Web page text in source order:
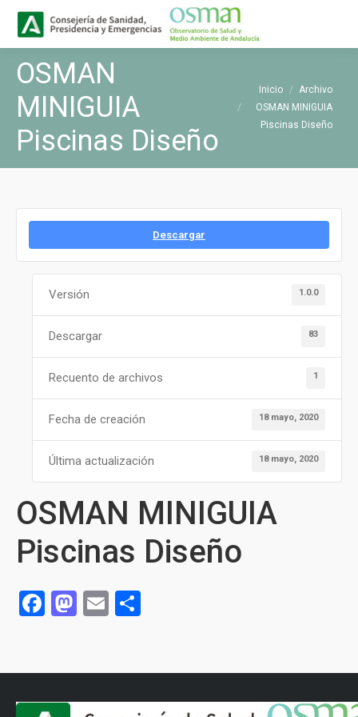
OSMAN
MINIGUIA
Piscinas Diseño
Estás aquí:
Inicio
Archivo
OSMAN MINIGUIA
Piscinas Diseño
Descargar
Versión 1.0.0
Descargar 83
Recuento de archivos 1
Fecha de creación 18 mayo, 2020
Última actualización 18 mayo, 2020
OSMAN MINIGUIA
Piscinas Diseño
Facebook
Mastodon
Email